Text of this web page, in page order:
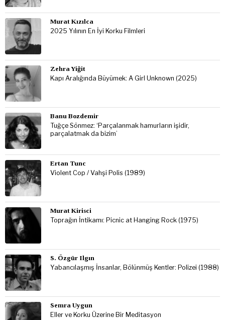
Murat Kızılca
2025 Yılının En İyi Korku Filmleri
Zehra Yiğit
Kapı Aralığında Büyümek: A Girl Unknown (2025)
Banu Bozdemir
Tuğçe Sönmez: ‘Parçalanmak hamurların işidir,
parçalatmak da bizim’
Ertan Tunc
Violent Cop / Vahşi Polis (1989)
Murat Kirisci
Toprağın İntikamı: Picnic at Hanging Rock (1975)
S. Özgür Ilgın
Yabancılaşmış İnsanlar, Bölünmüş Kentler: Polizei (1988)
Semra Uygun
Eller ve Korku Üzerine Bir Meditasyon